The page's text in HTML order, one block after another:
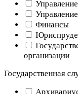
Финансы
организации
Государственная